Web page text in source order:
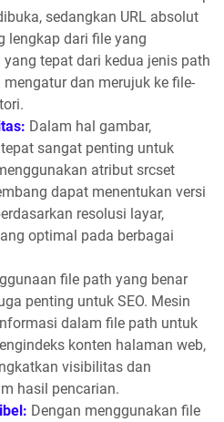
sedangkan URL absolut
lengkap dari file yang
tepat dari kedua jenis path
dan merujuk ke file-
Dalam hal gambar,
sangat penting untuk
atribut srcset
dapat menentukan versi
resolusi layar,
optimal pada berbagai
file path yang benar
penting untuk SEO. Mesin
dalam file path untuk
konten halaman web,
visibilitas dan
hasil pencarian.
Dengan menggunakan file